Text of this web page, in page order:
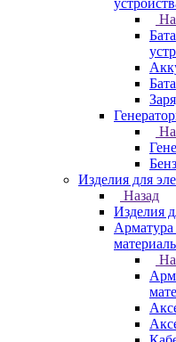
Изделия для
Назад
Изделия